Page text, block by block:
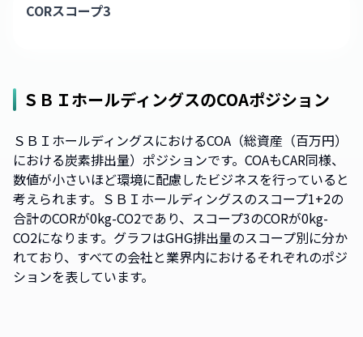
CORスコープ3
ＳＢＩホールディングスのCOAポジション
ＳＢＩホールディングスにおけるCOA（総資産（百万円）
における炭素排出量）ポジションです。COAもCAR同様、
数値が小さいほど環境に配慮したビジネスを行っていると
考えられます。ＳＢＩホールディングスのスコープ1+2の
合計のCORが0kg-CO2であり、スコープ3のCORが0kg-
CO2になります。グラフはGHG排出量のスコープ別に分か
れており、すべての会社と業界内におけるそれぞれのポジ
ションを表しています。